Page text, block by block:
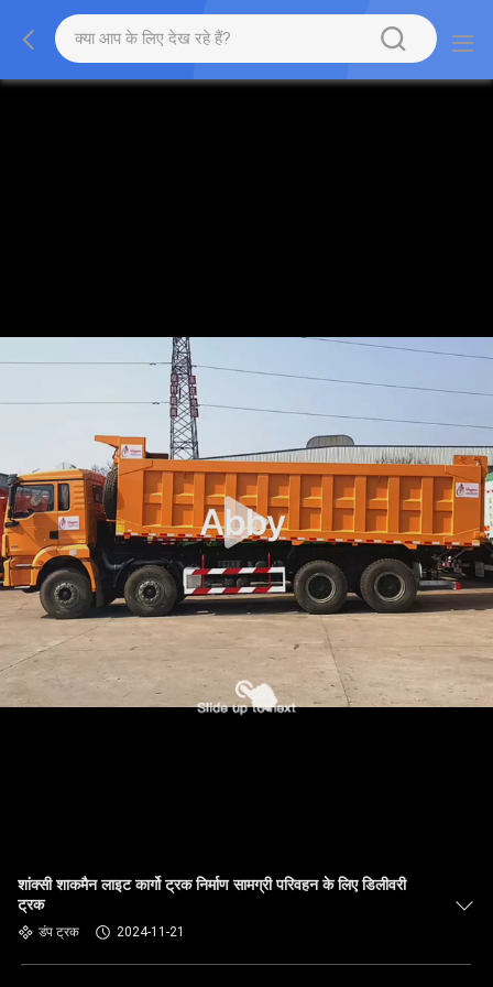
शांक्सी शाकमैन लाइट कार्गो ट्रक निर्माण सामग्री परिवहन के लिए डिलीवरी
ट्रक
डंप ट्रक 2024-11-21